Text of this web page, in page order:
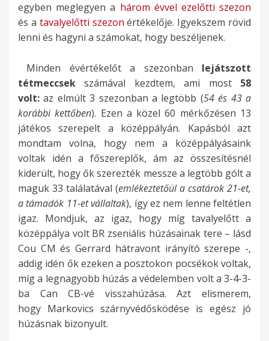
egyben meglegyen a három évvel ezelőtti szezon
és a tavalyelőtti szezon értékelője. Igyekszem rövid
lenni és hagyni a számokat, hogy beszéljenek.
Minden évértékelőt a szezonban lejátszott
tétmeccsek számával kezdtem, ami most58
volt:az elmúlt 3 szezonban a legtöbb (54 és 43 a
korábbi kettőben). Ezen a közel 60 mérkőzésen 13
játékos szerepelt a középpályán. Kapásból azt
mondtam volna, hogy nem a középpályásaink
voltak idén a főszereplők, ám az összesítésnél
kiderült, hogy ők szerezték messze a legtöbb gólt a
maguk 33 találatával (emlékeztetőül a csatárok 21-et,
a támadók 11-et vállaltak), így ez nem lenne feltétlen
igaz. Mondjuk, az igaz, hogy míg tavalyelőtt a
középpálya volt BR zseniális húzásainak tere – lásd
Cou CM és Gerrard hátravont irányító szerepe -,
addig idén ők ezeken a posztokon pocsékok voltak,
míg a legnagyobb húzás a védelemben volt a 3-4-3-
ba Can CB-vé visszahúzása. Azt elismerem,
hogy Markovics szárnyvédősködése is egész jó
húzásnak bizonyult.